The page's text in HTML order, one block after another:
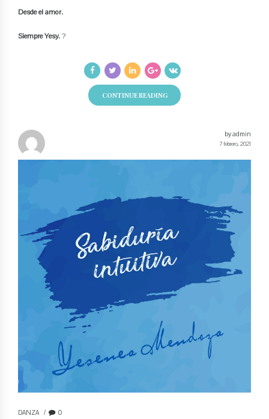
Desde el amor.
Siempre Yesy.?
CONTINUE READING
by admin
7 febrero, 2021
DANZA 0